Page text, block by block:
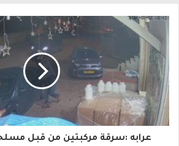
ب
ي
د
ك
ا
عرابه :سرقة مركبتين من قبل